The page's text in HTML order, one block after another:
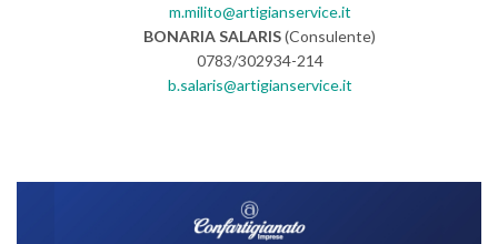
m.milito@artigianservice.it
BONARIA SALARIS(Consulente)
0783/302934-214
b.salaris@artigianservice.it